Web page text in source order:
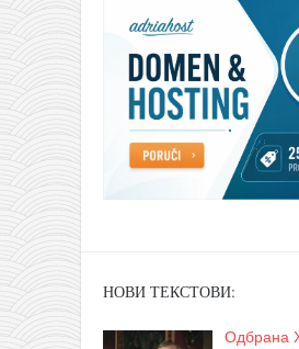
НОВИ ТЕКСТОВИ:
Одбрана